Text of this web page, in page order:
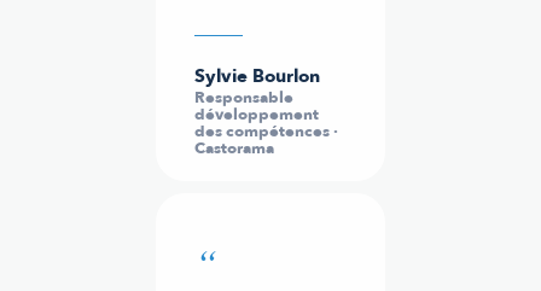
Sylvie Bourlon
Responsable
développement
des compétences ·
Castorama
“